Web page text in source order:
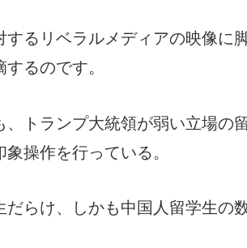
るリベラルメディアの映像に
るのです。
トランプ大統領が弱い立場の
操作を行っている。
らけ、しかも中国人留学生の